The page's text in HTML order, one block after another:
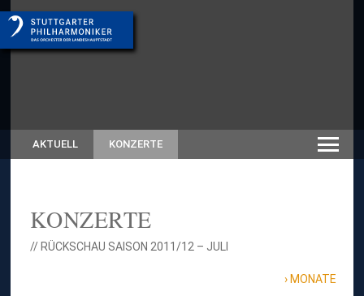
AKTUELL KONZERTE
KONZERTE
// RÜCKSCHAU SAISON 2011/12 – JULI
MONATE